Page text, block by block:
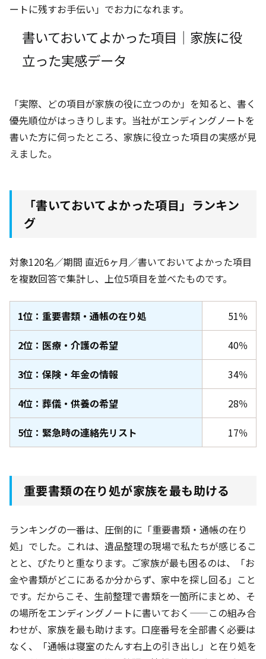
ートに残すお手伝い」でお力になれます。
書いておいてよかった項目｜家族に役
立った実感データ
「実際、どの項目が家族の役に立つのか」を知ると、書く
優先順位がはっきりします。当社がエンディングノートを
書いた方に伺ったところ、家族に役立った項目の実感が見
えました。
「書いておいてよかった項目」ランキン
グ
対象120名／期間 直近6ヶ月／書いておいてよかった項目
を複数回答で集計し、上位5項目を並べたものです。
1位：重要書類・通帳の在り処 51％
2位：医療・介護の希望 40％
3位：保険・年金の情報 34％
4位：葬儀・供養の希望 28％
5位：緊急時の連絡先リスト 17％
重要書類の在り処が家族を最も助ける
ランキングの一番は、圧倒的に「重要書類・通帳の在り
処」でした。これは、遺品整理の現場で私たちが感じるこ
とと、ぴたりと重なります。ご家族が最も困るのは、「お
金や書類がどこにあるか分からず、家中を探し回る」こと
です。だからこそ、生前整理で書類を一箇所にまとめ、そ
の場所をエンディングノートに書いておく——この組み合
わせが、家族を最も助けます。口座番号を全部書く必要は
なく、「通帳は寝室のたんす右上の引き出し」と在り処を